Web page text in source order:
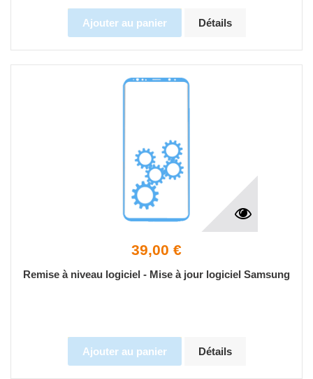
Ajouter au panier Détails
39,00 €
Remise à niveau logiciel - Mise à jour logiciel Samsung
Ajouter au panier Détails